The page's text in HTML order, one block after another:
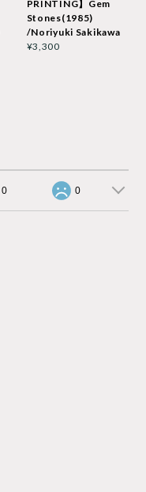
PRINTING】Gem
Stones(1985)
/Noriyuki Sakikawa
¥3,300
0 0